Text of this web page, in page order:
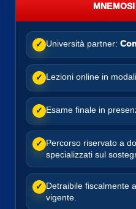
✓ Università partner:
✓ Lezioni online in
✓ Esame finale in
✓ Percorso riservato a
specializzati sul
✓ Detraibile fiscalmente
vigente.